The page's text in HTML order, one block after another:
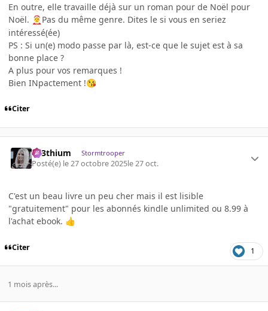
En outre, elle travaille déjà sur un roman pour de Noël pour
Noël. 🤶 Pas du même genre. Dites le si vous en seriez
intéressé(ée)
PS : Si un(e) modo passe par là, est-ce que le sujet est à sa
bonne place ?
A plus pour vos remarques !
Bien INpactement !😘
Citer
L33thium Stormtrooper
Posté(e) le 27 octobre 2025le 27 oct.
C'est un beau livre un peu cher mais il est lisible
"gratuitement" pour les abonnés kindle unlimited ou 8.99 à
l'achat ebook. 👍
Citer 1
1 mois après...